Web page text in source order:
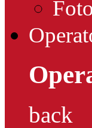
back